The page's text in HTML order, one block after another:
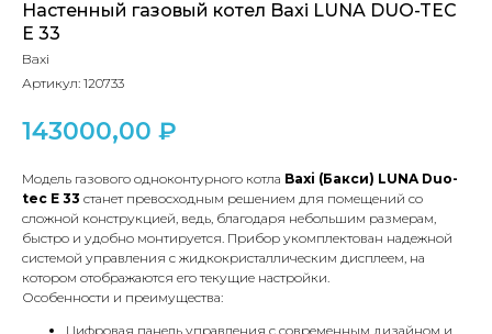
Настенный газовый котел Baxi LUNA DUO-TEC
E 33
Baxi
Артикул: 120733
143000,00 ₽
Модель газового одноконтурного котла Baxi (Бакси) LUNA Duo-
tec E 33 станет превосходным решением для помещений со
сложной конструкцией, ведь, благодаря небольшим размерам,
быстро и удобно монтируется. Прибор укомплектован надежной
системой управления с жидкокристаллическим дисплеем, на
котором отображаются его текущие настройки.
Особенности и преимущества:
Цифровая панель управления с современным дизайном и